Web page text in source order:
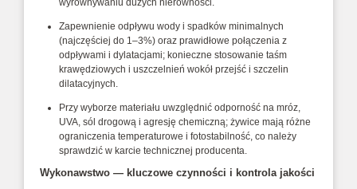
wyrównywaniu dużych nierówności.
Zapewnienie odpływu wody i spadków minimalnych
(najczęściej do 1–3%) oraz prawidłowe połączenia z
odpływami i dylatacjami; konieczne stosowanie taśm
krawędziowych i uszczelnień wokół przejść i szczelin
dilatacyjnych.
Przy wyborze materiału uwzględnić odporność na mróz,
UVA, sól drogową i agresję chemiczną; żywice mają różne
ograniczenia temperaturowe i fotostabilność, co należy
sprawdzić w karcie technicznej producenta.
Wykonawstwo — kluczowe czynności i kontrola jakości